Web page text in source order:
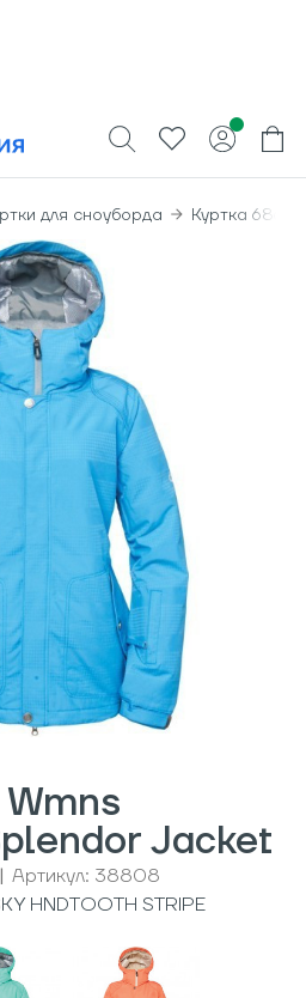
для сноуборда Куртка 686
Jacket
| Артикул: 38808
HNDTOOTH STRIPE